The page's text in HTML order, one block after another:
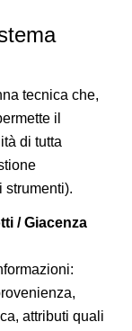
tecnica che,
il
di tutta
strumenti).
/ Giacenza
attributi quali